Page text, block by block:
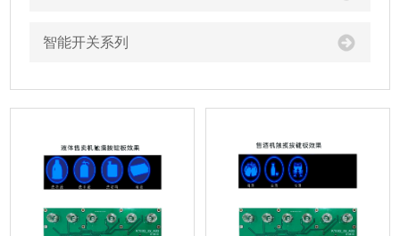
智能开关系列